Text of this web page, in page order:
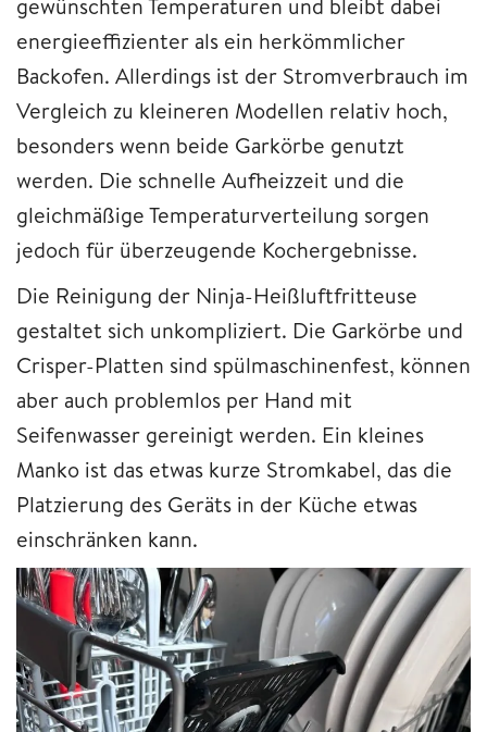
energieeffizienter als ein herkömmlicher
Backofen. Allerdings ist der Stromverbrauch im
Vergleich zu kleineren Modellen relativ hoch,
besonders wenn beide Garkörbe genutzt
werden. Die schnelle Aufheizzeit und die
gleichmäßige Temperaturverteilung sorgen
jedoch für überzeugende Kochergebnisse.
Die Reinigung der Ninja-Heißluftfritteuse
gestaltet sich unkompliziert. Die Garkörbe und
Crisper-Platten sind spülmaschinenfest, können
aber auch problemlos per Hand mit
Seifenwasser gereinigt werden. Ein kleines
Manko ist das etwas kurze Stromkabel, das die
Platzierung des Geräts in der Küche etwas
einschränken kann.